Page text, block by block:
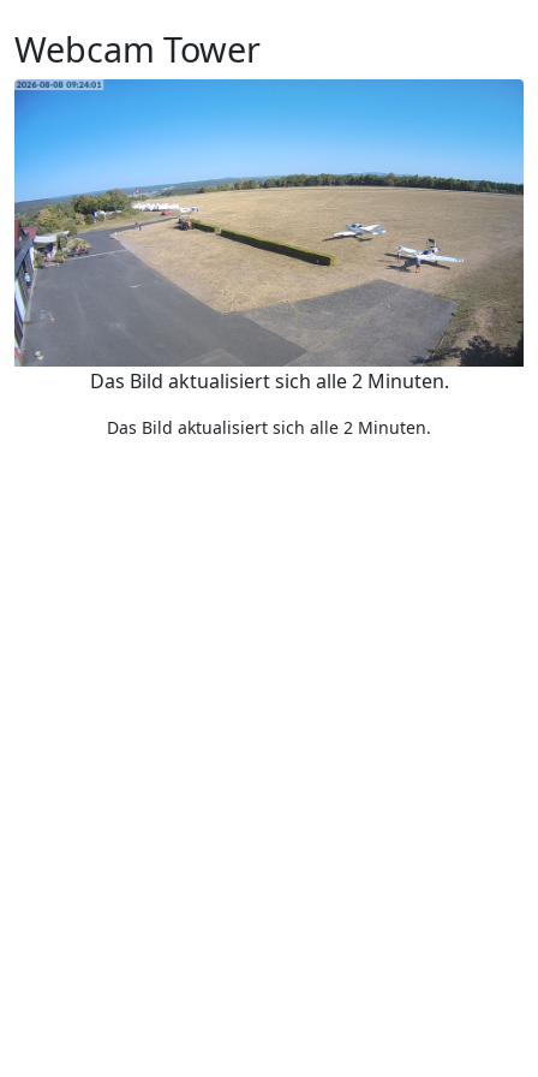
Webcam Tower
Das Bild aktualisiert sich alle 2 Minuten.
Das Bild aktualisiert sich alle 2 Minuten.